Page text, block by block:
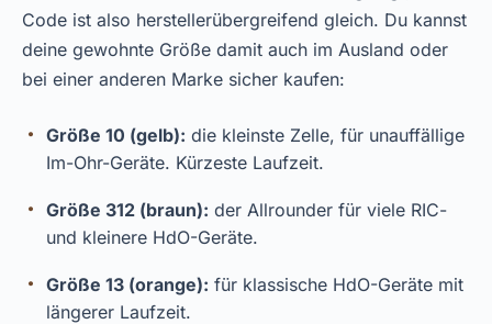
Code ist also herstellerübergreifend gleich. Du kannst
deine gewohnte Größe damit auch im Ausland oder
bei einer anderen Marke sicher kaufen:
Größe 10 (gelb): die kleinste Zelle, für unauffällige
Im-Ohr-Geräte. Kürzeste Laufzeit.
Größe 312 (braun): der Allrounder für viele RIC-
und kleinere HdO-Geräte.
Größe 13 (orange): für klassische HdO-Geräte mit
längerer Laufzeit.